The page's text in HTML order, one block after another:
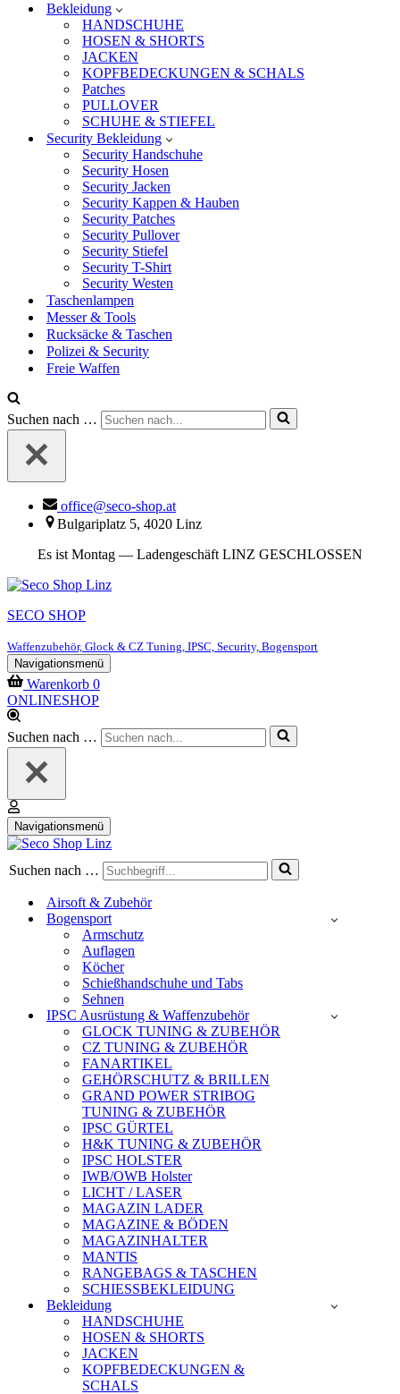
Bekleidung
HANDSCHUHE
HOSEN & SHORTS
JACKEN
KOPFBEDECKUNGEN & SCHALS
Patches
PULLOVER
SCHUHE & STIEFEL
Security Bekleidung
Security Handschuhe
Security Hosen
Security Jacken
Security Kappen & Hauben
Security Patches
Security Pullover
Security Stiefel
Security T-Shirt
Security Westen
Taschenlampen
Messer & Tools
Rucksäcke & Taschen
Polizei & Security
Freie Waffen
Suchen nach …
office@seco-shop.at
Bulgariplatz 5, 4020 Linz
Es ist Montag — Ladengeschäft LINZ GESCHLOSSEN
SECO SHOP
Waffenzubehör, Glock & CZ Tuning, IPSC, Security, Bogensport
Navigationsmenü
Warenkorb 0
ONLINESHOP
Suchen nach …
Navigationsmenü
Suchen nach …
Airsoft & Zubehör
Bogensport
Armschutz
Auflagen
Köcher
Schießhandschuhe und Tabs
Sehnen
IPSC Ausrüstung & Waffenzubehör
GLOCK TUNING & ZUBEHÖR
CZ TUNING & ZUBEHÖR
FANARTIKEL
GEHÖRSCHUTZ & BRILLEN
GRAND POWER STRIBOG
TUNING & ZUBEHÖR
IPSC GÜRTEL
H&K TUNING & ZUBEHÖR
IPSC HOLSTER
IWB/OWB Holster
LICHT / LASER
MAGAZIN LADER
MAGAZINE & BÖDEN
MAGAZINHALTER
MANTIS
RANGEBAGS & TASCHEN
SCHIESSBEKLEIDUNG
Bekleidung
HANDSCHUHE
HOSEN & SHORTS
JACKEN
KOPFBEDECKUNGEN &
SCHALS